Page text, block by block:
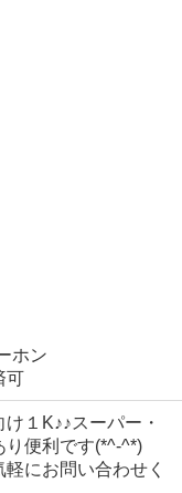
ホン
可
１K♪♪スーパー・
り便利です(*^-^*)
にお問い合わせく